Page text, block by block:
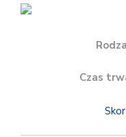
Czas